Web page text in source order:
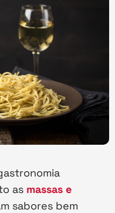
as massas e
sabores bem